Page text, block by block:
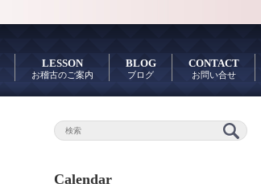
LESSON
お稽古のご案内
BLOG
ブログ
CONTACT
お問い合せ
Calendar